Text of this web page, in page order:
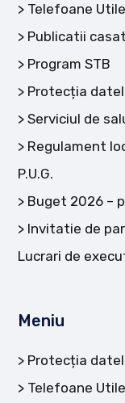
Telefoane Utile
Publicatii
Program STB
Protecția
Serviciul de
Regulament
P.U.G.
Buget 2026 –
Invitatie de
Lucrari de
Meniu
Protecția
Telefoane Utile